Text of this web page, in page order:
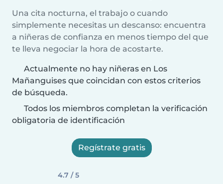
Una cita nocturna, el trabajo o cuando
simplemente necesitas un descanso: encuentra
a niñeras de confianza en menos tiempo del que
te lleva negociar la hora de acostarte.
Actualmente no hay niñeras en Los
Mañanguises que coincidan con estos criterios
de búsqueda.
Todos los miembros completan la verificación
obligatoria de identificación
Regístrate gratis
4.7 / 5